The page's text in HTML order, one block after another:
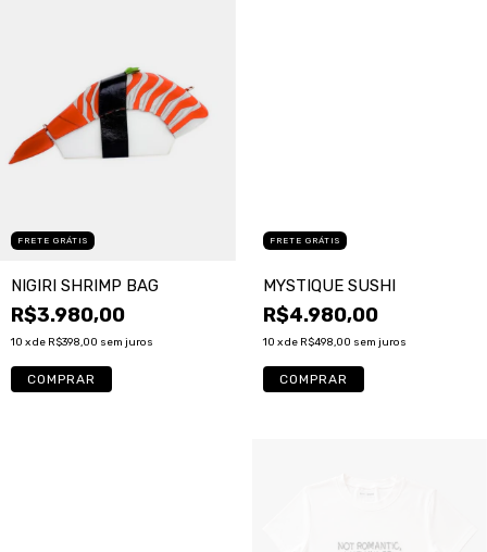
FRETE GRÁTIS
NIGIRI SHRIMP BAG
R$3.980,00
10 x de R$398,00 sem juros
FRETE GRÁTIS
MYSTIQUE SUSHI
R$4.980,00
10 x de R$498,00 sem juros